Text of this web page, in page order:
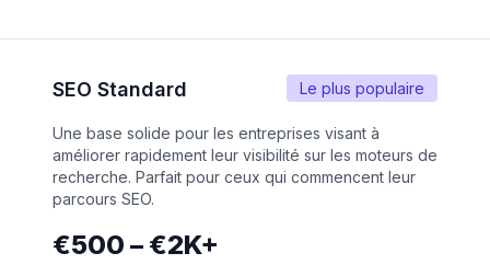
Le plus populaire
SEO Standard
Une base solide pour les entreprises visant à
améliorer rapidement leur visibilité sur les moteurs de
recherche. Parfait pour ceux qui commencent leur
parcours SEO.
€500 – €2K+